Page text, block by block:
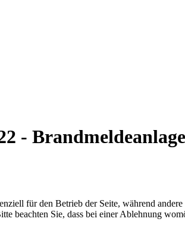
- Brandmeldeanlage
für den Betrieb der Seite, während
beachten Sie, dass bei einer Ablehnung